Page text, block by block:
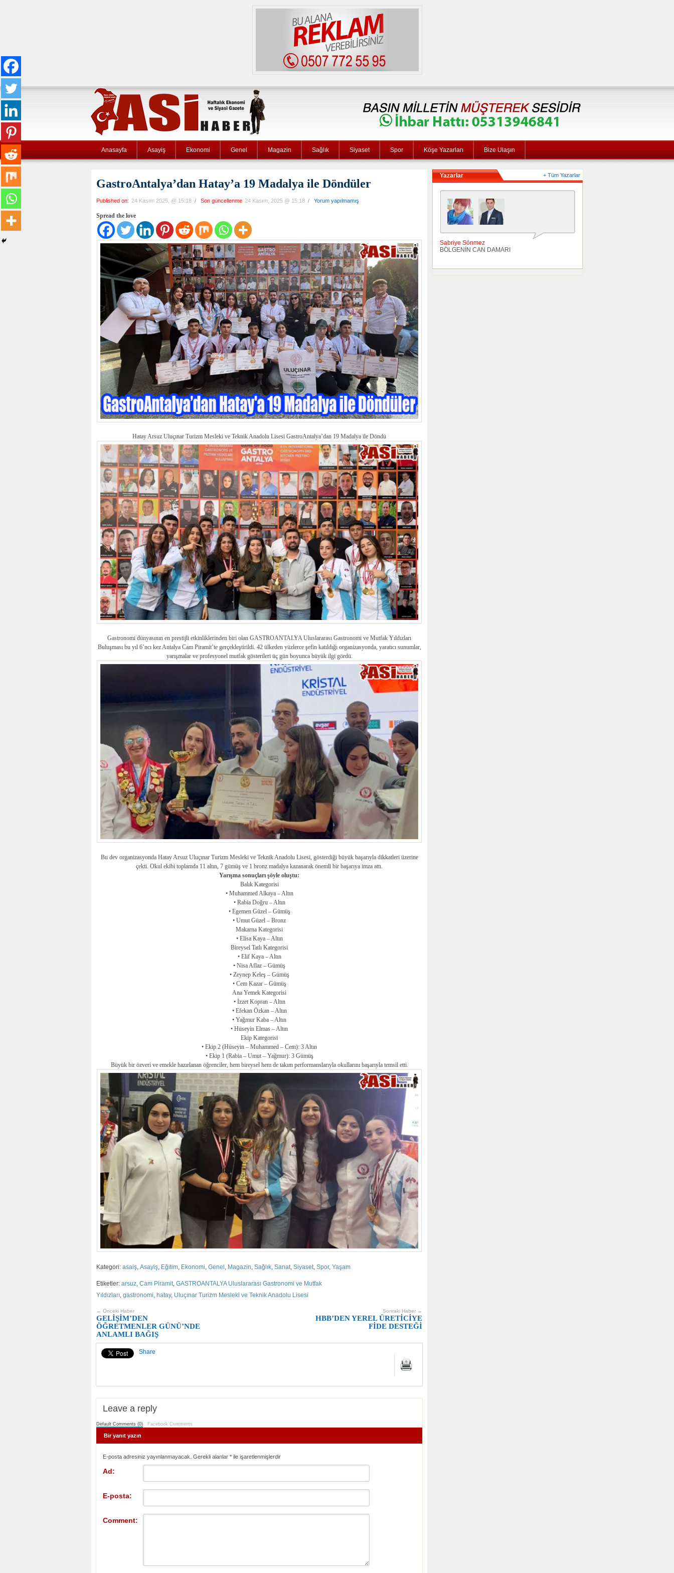
Anasayfa Asayiş Ekonomi Genel Magazin Sağlık Siyaset Spor Köşe Yazarları Bize Ulaşın
GastroAntalya’dan Hatay’a 19 Madalya ile Döndüler
Published on: 24 Kasım 2025, @ 15:18 / Son güncellenme 24 Kasım, 2025 @ 15:18 / Yorum yapılmamış
Spread the love
Hatay Arsuz Uluçınar Turizm Mesleki ve Teknik Anadolu Lisesi GastroAntalya’dan 19 Madalya ile Döndü
Gastronomi dünyasının en prestijli etkinliklerinden biri olan GASTROANTALYA Uluslararası Gastronomi ve Mutfak Yıldızları
Buluşması bu yıl 6’ncı kez Antalya Cam Piramit’te gerçekleştirildi. 42 ülkeden yüzlerce şefin katıldığı organizasyonda, yaratıcı sunumlar,
yarışmalar ve profesyonel mutfak gösterileri üç gün boyunca büyük ilgi gördü.
Bu dev organizasyonda Hatay Arsuz Uluçınar Turizm Mesleki ve Teknik Anadolu Lisesi, gösterdiği büyük başarıyla dikkatleri üzerine
çekti. Okul ekibi toplamda 11 altın, 7 gümüş ve 1 bronz madalya kazanarak önemli bir başarıya imza attı.
Yarışma sonuçları şöyle oluştu:
Balık Kategorisi
• Muhammed Alkaya – Altın
• Rabia Doğru – Altın
• Egemen Güzel – Gümüş
• Umut Güzel – Bronz
Makarna Kategorisi
• Elisa Kaya – Altın
Bireysel Tatlı Kategorisi
• Elif Kaya – Altın
• Nisa Aflaz – Gümüş
• Zeynep Keleş – Gümüş
• Cem Kazar – Gümüş
Ana Yemek Kategorisi
• İzzet Kopran – Altın
• Efekan Özkan – Altın
• Yağmur Kaba – Altın
• Hüseyin Elmas – Altın
Ekip Kategorisi
• Ekip 2 (Hüseyin – Muhammed – Cem): 3 Altın
• Ekip 1 (Rabia – Umut – Yağmur): 3 Gümüş
Büyük bir özveri ve emekle hazırlanan öğrenciler, hem bireysel hem de takım performanslarıyla okullarını başarıyla temsil etti.
Kategori: asaiş, Asayiş, Eğitim, Ekonomi, Genel , Magazin, Sağlık, Sanat, Siyaset, Spor, Yaşam
Etiketler: arsuz, Cam Piramit, GASTROANTALYA Uluslararası Gastronomi ve Mutfak
Yıldızları, gastronomi, hatay, Uluçınar Turizm Mesleki ve Teknik Anadolu Lisesi
Sonraki Haber →
HBB’DEN YEREL ÜRETİCİYE
FİDE DESTEĞİ
← Önceki Haber
GELİŞİM’DEN
ÖĞRETMENLER GÜNÜ’NDE
ANLAMLI BAĞIŞ
Share
Leave a reply
Default Comments (0) Facebook Comments
Bir yanıt yazın
E-posta adresiniz yayınlanmayacak. Gerekli alanlar * ile işaretlenmişlerdir
Ad:
E-posta:
Comment:
Yazarlar + Tüm Yazarlar
Sabriye Sönmez
BÖLGENİN CAN DAMARI